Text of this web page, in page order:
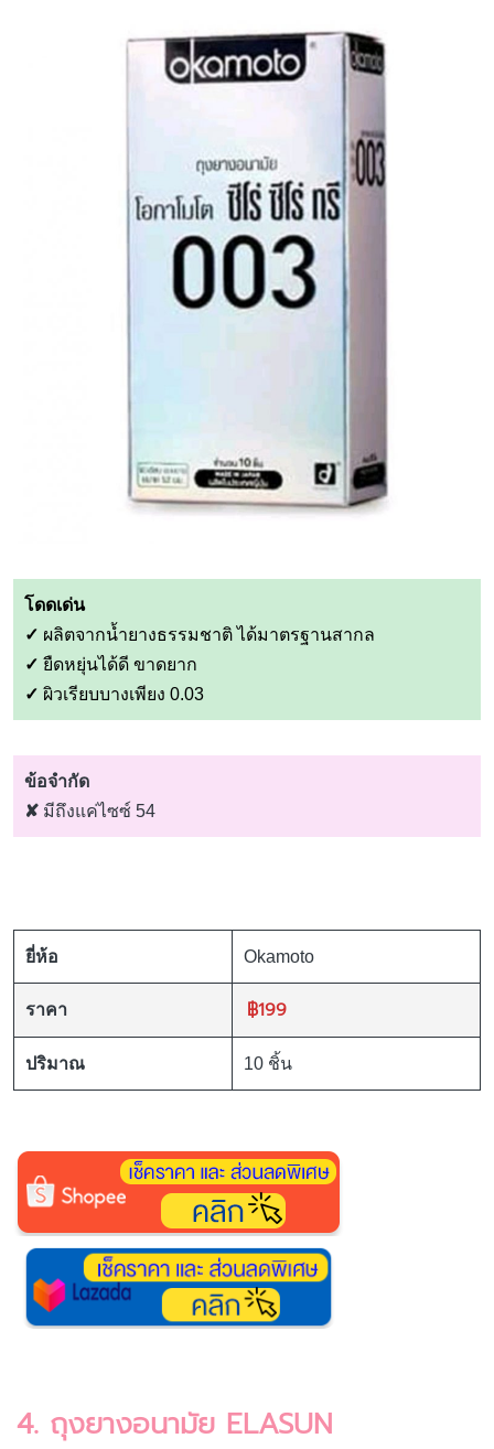
โดดเด่น
✓ ผลิตจากน้ำยางธรรมชาติ ได้มาตรฐานสากล
✓ ยืดหยุ่นได้ดี ขาดยาก
✓ ผิวเรียบบางเพียง 0.03
ข้อจำกัด
✘ มีถึงแค่ไซซ์ 54
ยี่ห้อ Okamoto
ราคา ฿199
ปริมาณ 10 ชิ้น
4. ถุงยางอนามัย ELASUN